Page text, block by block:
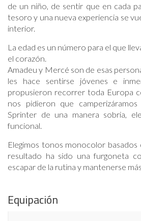
de un niño, de sentir que en cada
tesoro y una nueva experiencia se
interior.
La edad es un número para el que
el corazón.
Amadeu y Mercé son de esas
les hace sentirse jóvenes e
propusieron recorrer toda Europa
nos pidieron que
Sprinter de una manera sobria,
funcional.
Elegimos tonos monocolor basados
resultado ha sido una furgoneta
escapar de la rutina y mantenerse
Equipación